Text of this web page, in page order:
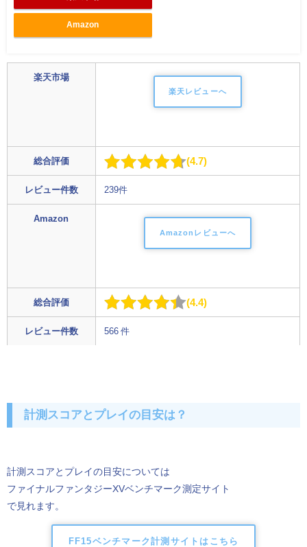
Amazon
楽天市場
楽天レビューへ
総合評価 4.7
レビュー件数 239件
Amazon
Amazonレビューへ
総合評価 4.4
レビュー件数 566 件
計測スコアとプレイの目安は？
計測スコアとプレイの目安については
ファイナルファンタジーXVベンチマーク測定サイト
で見れます。
FF15ベンチマーク計測サイトはこちら